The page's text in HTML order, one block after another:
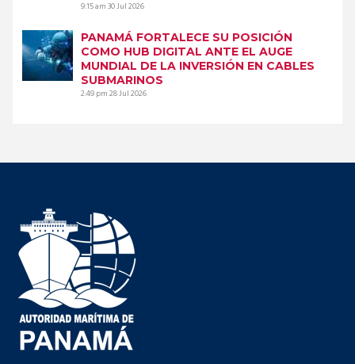
9:15 am30 Jul 2026
PANAMÁ FORTALECE SU POSICIÓN
COMO HUB DIGITAL ANTE EL AUGE
MUNDIAL DE LA INVERSIÓN EN CABLES
SUBMARINOS
2:49 pm28 Jul 2026